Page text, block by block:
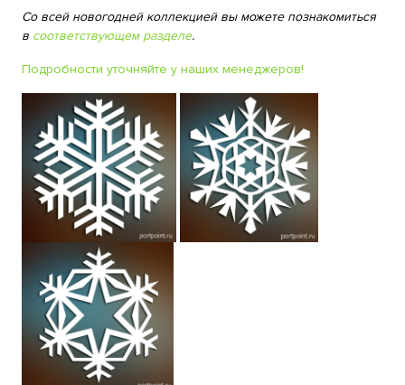
Со всей новогодней коллекцией вы можете познакомиться
в соответствующем разделе.
Подробности уточняйте у наших менеджеров!